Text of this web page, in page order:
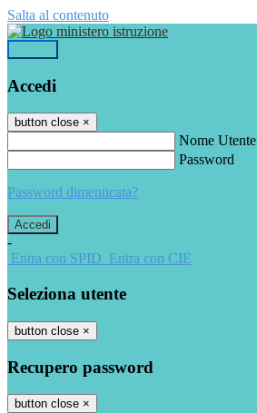
Salta al contenuto
Accedi
button close ×
Nome Utente
Password
Password dimenticata?
-
Entra con SPID Entra con CIE
Seleziona utente
button close ×
Recupero password
button close ×